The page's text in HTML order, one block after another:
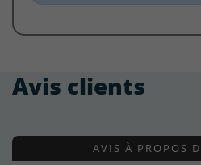
Avis clients
AVIS À PROPOS